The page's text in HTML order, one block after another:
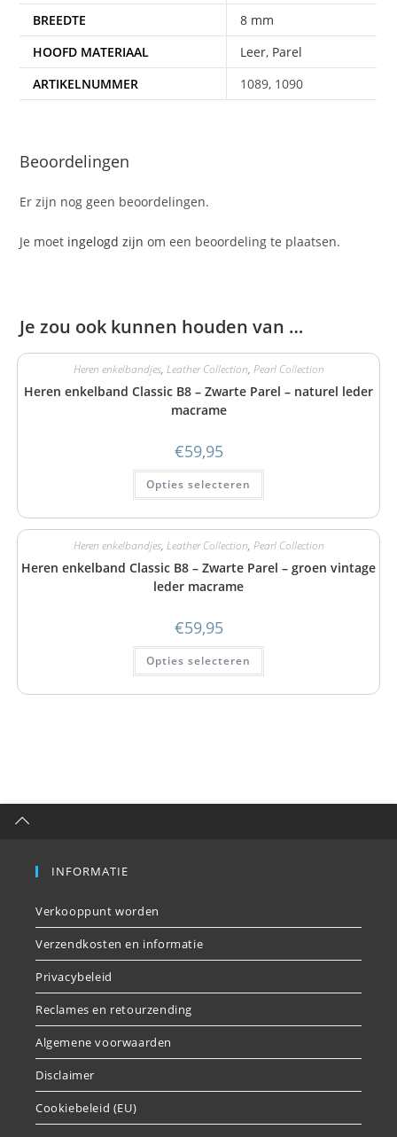
BREEDTE
8 mm
HOOFD MATERIAAL
Leer, Parel
ARTIKELNUMMER
1089, 1090
Beoordelingen
Er zijn nog geen beoordelingen.
Je moet ingelogd zijn om een beoordeling te plaatsen.
Je zou ook kunnen houden van …
Heren enkelbandjes, Leather Collection, Pearl Collection
Heren enkelband Classic B8 – Zwarte Parel – naturel leder
macrame
€59,95
Opties selecteren
Heren enkelbandjes, Leather Collection, Pearl Collection
Heren enkelband Classic B8 – Zwarte Parel – groen vintage
leder macrame
€59,95
Opties selecteren
INFORMATIE
Verkooppunt worden
Verzendkosten en informatie
Privacybeleid
Reclames en retourzending
Algemene voorwaarden
Disclaimer
Cookiebeleid (EU)